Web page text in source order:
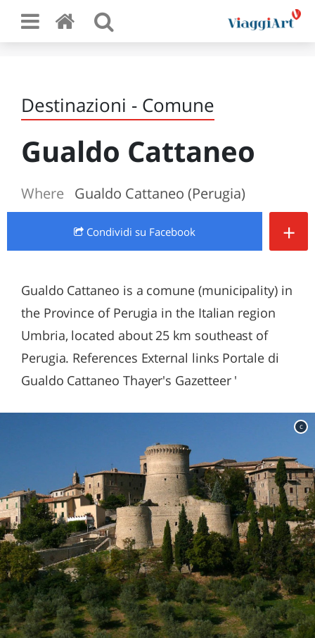
Destinazioni - Comune
Gualdo Cattaneo
Where Gualdo Cattaneo (Perugia)
Condividi su Facebook +
Gualdo Cattaneo is a comune (municipality) in
the Province of Perugia in the Italian region
Umbria, located about 25 km southeast of
Perugia. References External links Portale di
Gualdo Cattaneo Thayer's Gazetteer '
c